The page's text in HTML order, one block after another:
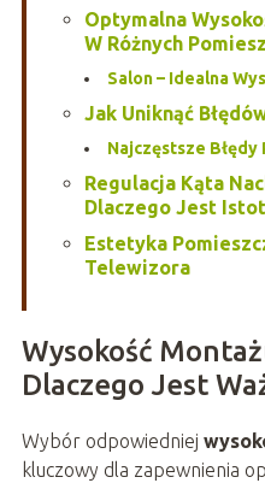
Optymalna
W Różnych
Salon – Idealna
Jak Uniknąć
Najczęstsze Błędy
Regulacja Kąta
Dlaczego Jest
Estetyka
Telewizora
Wysokość
Dlaczego Jest
Wybór odpowiedniej
kluczowy dla zapewnienia